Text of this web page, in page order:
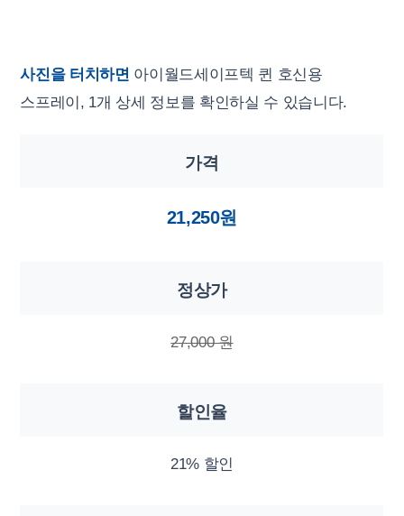
사진을 터치하면 아이월드세이프텍 퀸 호신용
스프레이, 1개 상세 정보를 확인하실 수 있습니다.
가격
21,250원
정상가
27,000 원
할인율
21% 할인